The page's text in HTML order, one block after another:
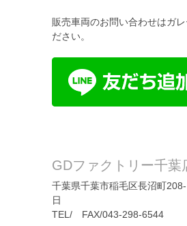
販売車両のお問い合わせはガ
ださい。
GDファクトリー千葉
千葉県千葉市稲毛区長沼町
日
TEL/ FAX/043-298-6544